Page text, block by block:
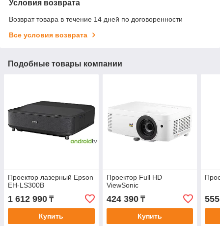
Условия возврата
Возврат товара в течение 14 дней по договоренности
Все условия возврата
Подобные товары компании
Проектор лазерный Epson
EH-LS300B
1 612 990 ₸
Купить
Проектор Full HD
ViewSonic
424 390₸
Купить